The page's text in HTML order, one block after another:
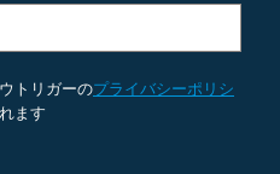
トリガーのプライバシーポリシ
ます